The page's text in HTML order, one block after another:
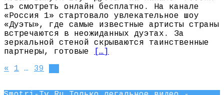
1» смотреть онлайн бесплатно. На канале
«Россия 1» стартовало увлекательное шоу
«Дуэты», где самые известные артисты страны
встречаются в неожиданных дуэтах. За
зеркальной стеной скрываются таинственные
партнеры, готовые
[…]
Навигация
по
« 1 … 39